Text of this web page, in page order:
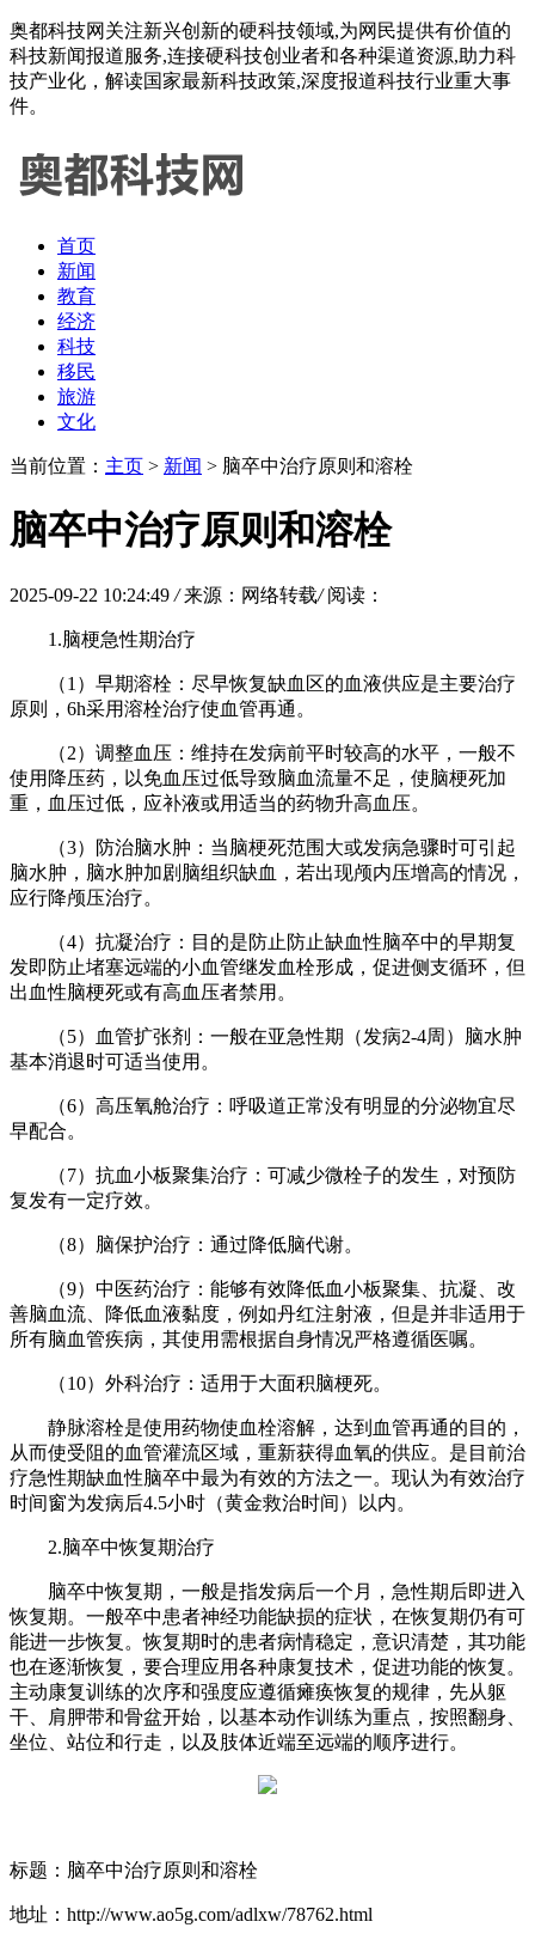
奥都科技网关注新兴创新的硬科技领域,为网民提供有价值的
科技新闻报道服务,连接硬科技创业者和各种渠道资源,助力科
技产业化，解读国家最新科技政策,深度报道科技行业重大事
件。
首页
新闻
教育
经济
科技
移民
旅游
文化
当前位置： 主页 > 新闻 > 脑卒中治疗原则和溶栓
脑卒中治疗原则和溶栓
2025-09-22 10:24:49 / 来源：网络转载/ 阅读：
1.脑梗急性期治疗
（1）早期溶栓：尽早恢复缺血区的血液供应是主要治疗
原则，6h采用溶栓治疗使血管再通。
（2）调整血压：维持在发病前平时较高的水平，一般不
使用降压药，以免血压过低导致脑血流量不足，使脑梗死加
重，血压过低，应补液或用适当的药物升高血压。
（3）防治脑水肿：当脑梗死范围大或发病急骤时可引起
脑水肿，脑水肿加剧脑组织缺血，若出现颅内压增高的情况，
应行降颅压治疗。
（4）抗凝治疗：目的是防止防止缺血性脑卒中的早期复
发即防止堵塞远端的小血管继发血栓形成，促进侧支循环，但
出血性脑梗死或有高血压者禁用。
（5）血管扩张剂：一般在亚急性期（发病2-4周）脑水肿
基本消退时可适当使用。
（6）高压氧舱治疗：呼吸道正常没有明显的分泌物宜尽
早配合。
（7）抗血小板聚集治疗：可减少微栓子的发生，对预防
复发有一定疗效。
（8）脑保护治疗：通过降低脑代谢。
（9）中医药治疗：能够有效降低血小板聚集、抗凝、改
善脑血流、降低血液黏度，例如丹红注射液，但是并非适用于
所有脑血管疾病，其使用需根据自身情况严格遵循医嘱。
（10）外科治疗：适用于大面积脑梗死。
静脉溶栓是使用药物使血栓溶解，达到血管再通的目的，
从而使受阻的血管灌流区域，重新获得血氧的供应。是目前治
疗急性期缺血性脑卒中最为有效的方法之一。现认为有效治疗
时间窗为发病后4.5小时（黄金救治时间）以内。
2.脑卒中恢复期治疗
脑卒中恢复期，一般是指发病后一个月，急性期后即进入
恢复期。一般卒中患者神经功能缺损的症状，在恢复期仍有可
能进一步恢复。恢复期时的患者病情稳定，意识清楚，其功能
也在逐渐恢复，要合理应用各种康复技术，促进功能的恢复。
主动康复训练的次序和强度应遵循瘫痪恢复的规律，先从躯
干、肩胛带和骨盆开始，以基本动作训练为重点，按照翻身、
坐位、站位和行走，以及肢体近端至远端的顺序进行。
标题：脑卒中治疗原则和溶栓
地址：http://www.ao5g.com/adlxw/78762.html